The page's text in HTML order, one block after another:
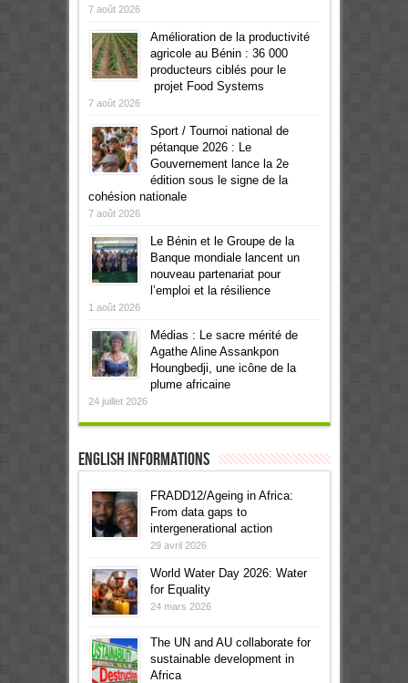
7 août 2026
Amélioration de la productivité
agricole au Bénin : 36 000
producteurs ciblés pour le
projet Food Systems
7 août 2026
Sport / Tournoi national de
pétanque 2026 : Le
Gouvernement lance la 2e
édition sous le signe de la
cohésion nationale
7 août 2026
Le Bénin et le Groupe de la
Banque mondiale lancent un
nouveau partenariat pour
l’emploi et la résilience
1 août 2026
Médias : Le sacre mérité de
Agathe Aline Assankpon
Houngbedji, une icône de la
plume africaine
24 juillet 2026
English informations
FRADD12/Ageing in Africa:
From data gaps to
intergenerational action
29 avril 2026
World Water Day 2026: Water
for Equality
24 mars 2026
The UN and AU collaborate for
sustainable development in
Africa